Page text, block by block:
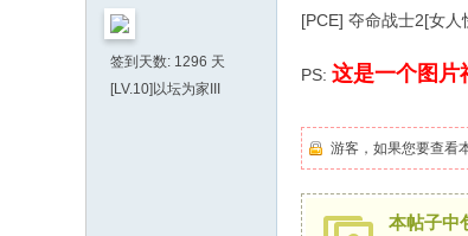
签到天数: 1296 天
[LV.10]以坛为家III
[PCE] 夺命战士2[女
PS: 这是一个图片
游客，如果您要查看
本帖子中